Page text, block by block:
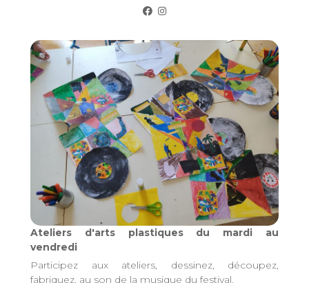
Ateliers d'arts plastiques du mardi au
vendredi
Participez aux ateliers, dessinez, découpez,
fabriquez, au son de la musique du festival.